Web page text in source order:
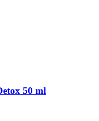
50 ml